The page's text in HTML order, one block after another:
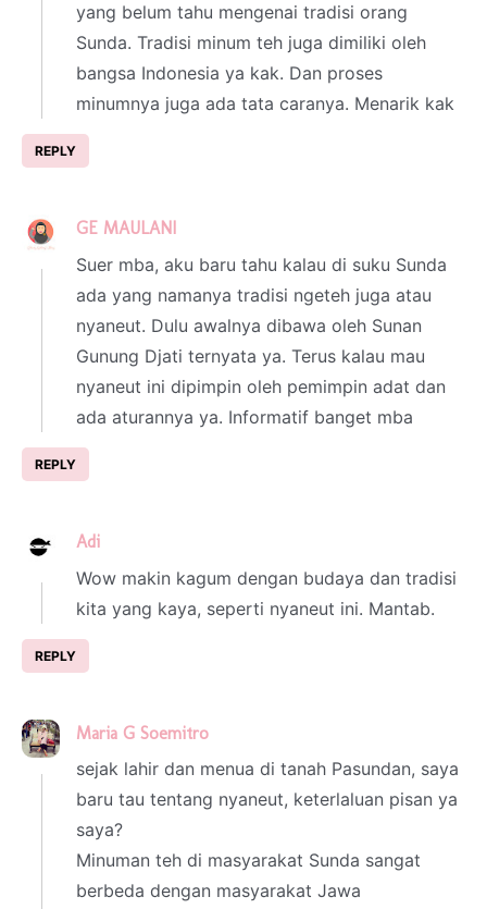
yang belum tahu mengenai tradisi orang
Sunda. Tradisi minum teh juga dimiliki oleh
bangsa Indonesia ya kak. Dan proses
minumnya juga ada tata caranya. Menarik kak
REPLY
GE MAULANI
Suer mba, aku baru tahu kalau di suku Sunda
ada yang namanya tradisi ngeteh juga atau
nyaneut. Dulu awalnya dibawa oleh Sunan
Gunung Djati ternyata ya. Terus kalau mau
nyaneut ini dipimpin oleh pemimpin adat dan
ada aturannya ya. Informatif banget mba
REPLY
Adi
Wow makin kagum dengan budaya dan tradisi
kita yang kaya, seperti nyaneut ini. Mantab.
REPLY
Maria G Soemitro
sejak lahir dan menua di tanah Pasundan, saya
baru tau tentang nyaneut, keterlaluan pisan ya
saya?
Minuman teh di masyarakat Sunda sangat
berbeda dengan masyarakat Jawa